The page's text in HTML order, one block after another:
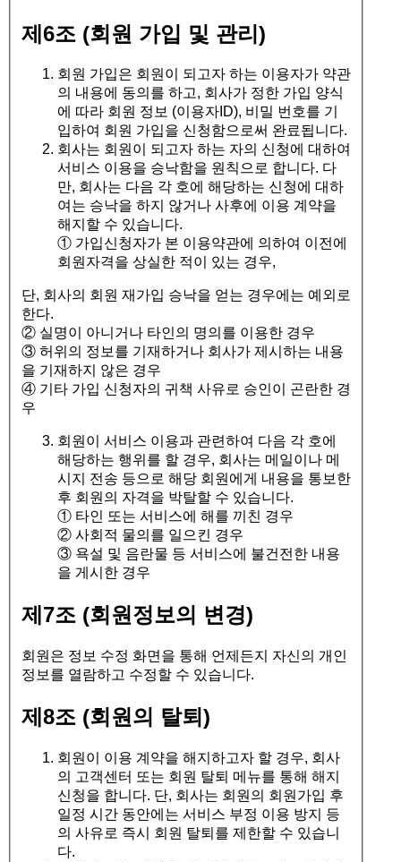
제6조 (회원 가입 및 관리)
회원 가입은 회원이 되고자 하는 이용자가 약관
의 내용에 동의를 하고, 회사가 정한 가입 양식
에 따라 회원 정보 (이용자ID), 비밀 번호를 기
입하여 회원 가입을 신청함으로써 완료됩니다.
회사는 회원이 되고자 하는 자의 신청에 대하여
서비스 이용을 승낙함을 원칙으로 합니다. 다
만, 회사는 다음 각 호에 해당하는 신청에 대하
여는 승낙을 하지 않거나 사후에 이용 계약을
해지할 수 있습니다.
① 가입신청자가 본 이용약관에 의하여 이전에
회원자격을 상실한 적이 있는 경우,
단, 회사의 회원 재가입 승낙을 얻는 경우에는 예외로
한다.
② 실명이 아니거나 타인의 명의를 이용한 경우
③ 허위의 정보를 기재하거나 회사가 제시하는 내용
을 기재하지 않은 경우
④ 기타 가입 신청자의 귀책 사유로 승인이 곤란한 경
우
회원이 서비스 이용과 관련하여 다음 각 호에
해당하는 행위를 할 경우, 회사는 메일이나 메
시지 전송 등으로 해당 회원에게 내용을 통보한
후 회원의 자격을 박탈할 수 있습니다.
① 타인 또는 서비스에 해를 끼친 경우
② 사회적 물의를 일으킨 경우
③ 욕설 및 음란물 등 서비스에 불건전한 내용
을 게시한 경우
제7조 (회원정보의 변경)
회원은 정보 수정 화면을 통해 언제든지 자신의 개인
정보를 열람하고 수정할 수 있습니다.
제8조 (회원의 탈퇴)
회원이 이용 계약을 해지하고자 할 경우, 회사
의 고객센터 또는 회원 탈퇴 메뉴를 통해 해지
신청을 합니다. 단, 회사는 회원의 회원가입 후
일정 시간 동안에는 서비스 부정 이용 방지 등
의 사유로 즉시 회원 탈퇴를 제한할 수 있습니
다.